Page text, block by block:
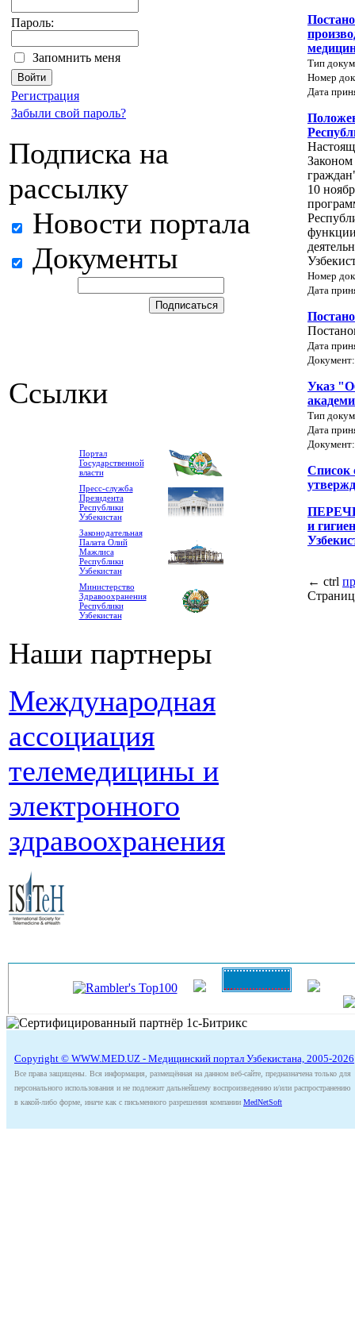
Пароль:
Запомнить меня
Регистрация
Забыли свой пароль?
Подписка на
рассылку
Новости портала
Документы
Ссылки
Портал
Государственной
власти
Пресс-служба
Президента
Республики
Узбекистан
Законодательная
Палата Олий
Мажлиса
Республики
Узбекистан
Министерство
Здравоохранения
Республики
Узбекистан
Наши партнеры
Международная
ассоциация
телемедицины и
электронного
здравоохранения
Тип
Номер
Дата
10
Номер
Дата
Дата
Указ
Тип
Дата
Список
и
← ctrl
Copyright © WWW.MED.UZ - Медицинский портал Узбекистана, 2005-2026
Все права защищены. Вся информация, размещённая на данном веб-сайте, предназначена только для
персонального использования и не подлежит дальнейшему воспроизведению и/или распространению
в какой-либо форме, иначе как с письменного разрешения компании MedNetSoft